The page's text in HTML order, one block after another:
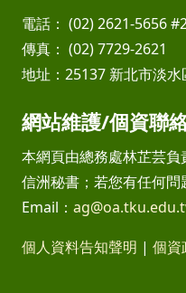
電話： (02) 2621-5656
傳真： (02) 7729-2621
地址：25137 新北市淡
網站維護/個資聯
本網頁由總務處林芷芸
信洲秘書；若您有任何問
Email：
個人資料告知聲明 | 個資